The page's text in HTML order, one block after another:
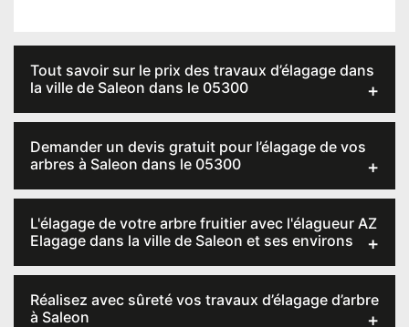
Tout savoir sur le prix des travaux d’élagage dans
la ville de Saleon dans le 05300
Demander un devis gratuit pour l’élagage de vos
arbres à Saleon dans le 05300
L'élagage de votre arbre fruitier avec l'élagueur AZ
Elagage dans la ville de Saleon et ses environs
Réalisez avec sûreté vos travaux d’élagage d’arbre
à Saleon